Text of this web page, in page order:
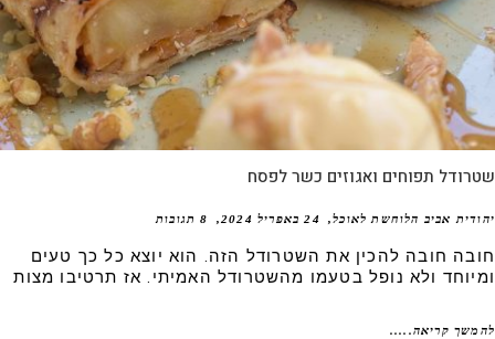
תפוחים ואגוזים כשר לפסח
אביב הלוחשת לאוכל 24 באפריל 2024 8 תגובות
חובה להכין את השטרודל הזה. הוא יוצא כל כך טעים
ולא נופל בטעמו מהשטרודל האמיתי. אז תרטיבו מצות
קריאה.....